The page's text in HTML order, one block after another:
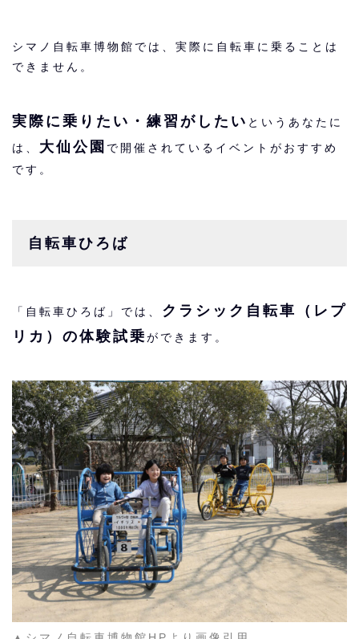
シマノ自転車博物館では、実際に自転車に乗ることは
できません。
実際に乗りたい・練習がしたい というあなたに
は、 大仙公園 で開催されているイベントがおすすめ
です。
自転車ひろば
「自転車ひろば」では、 クラシック自転車（レプ
リカ）の体験試乗ができます。